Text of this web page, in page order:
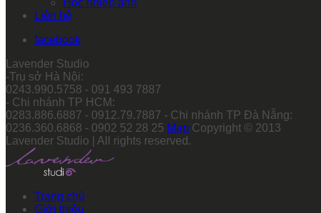
Liên hệ
facebook
Lavender Studio
-Trụ sở Hà Nội:
0243.990.5758 - 091 493 7887
- Chi nhánh TP HCM:
0283.886.6887 - 0912.79.7887 - Chi nhánh TP Đà Nẵng:
0236.360.6868 - 0902 52 28 25 Map Copyright © 2013
Lavender Studio | All rights reserved.
Trang chủ
Giới thiệu